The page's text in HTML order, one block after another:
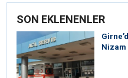
SON EKLENENLER
Nizam